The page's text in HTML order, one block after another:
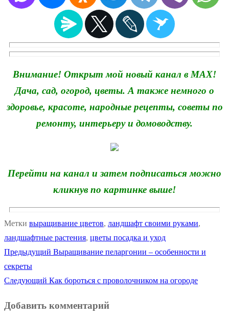
Внимание! Открыт мой новый канал в MAX!
Дача, сад, огород, цветы. А также немного о
здоровье, красоте, народные рецепты, советы по
ремонту, интерьеру и домоводству.
Перейти на канал и затем подписаться можно
кликнув по картинке выше!
Метки выращивание цветов, ландшафт своими руками,
ландшафтные растения, цветы посадка и уход
Навигация
по
Предыдущий Предыдущая
Выращивание пеларгонии – особенности и
секреты
Следующий Следующая
Как бороться с проволочником на огороде
Добавить комментарий